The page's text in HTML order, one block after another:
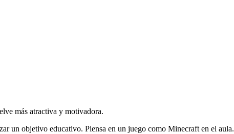
más atractiva y motivadora.
un objetivo educativo. Piensa en un juego como Minecraft en el aula.